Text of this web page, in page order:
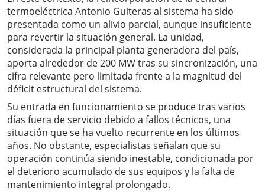
termoeléctrica Antonio Guiteras al sistema ha sido
presentada como un alivio parcial, aunque insuficiente
para revertir la situación general. La unidad,
considerada la principal planta generadora del país,
aporta alrededor de 200 MW tras su sincronización, una
cifra relevante pero limitada frente a la magnitud del
déficit estructural del sistema.
Su entrada en funcionamiento se produce tras varios
días fuera de servicio debido a fallos técnicos, una
situación que se ha vuelto recurrente en los últimos
años. No obstante, especialistas señalan que su
operación continúa siendo inestable, condicionada por
el deterioro acumulado de sus equipos y la falta de
mantenimiento integral prolongado.